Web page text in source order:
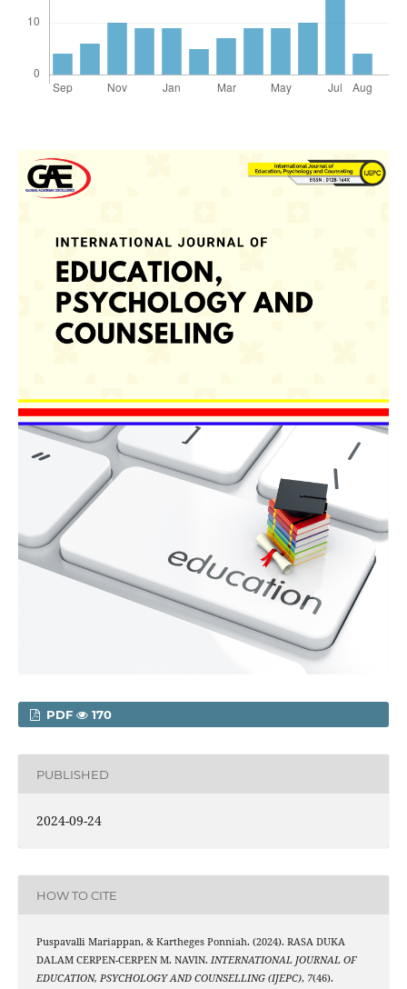
PDF 170
PUBLISHED
2024-09-24
HOW TO CITE
Puspavalli Mariappan, & Kartheges Ponniah. (2024). RASA DUKA
DALAM CERPEN-CERPEN M. NAVIN. INTERNATIONAL JOURNAL OF
EDUCATION, PSYCHOLOGY AND COUNSELLING (IJEPC), 7(46).